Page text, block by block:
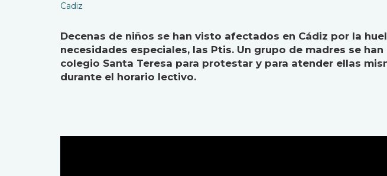
Cadiz
Decenas de niños se han visto afectados en Cádiz por la
necesidades especiales, las Ptis. Un grupo de madres se
colegio Santa Teresa para protestar y para atender ellas
durante el horario lectivo.